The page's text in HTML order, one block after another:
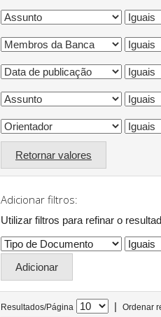
Retornar valores
Adicionar filtros:
Utilizar filtros para refinar o
Resultados/Página | Ordenar